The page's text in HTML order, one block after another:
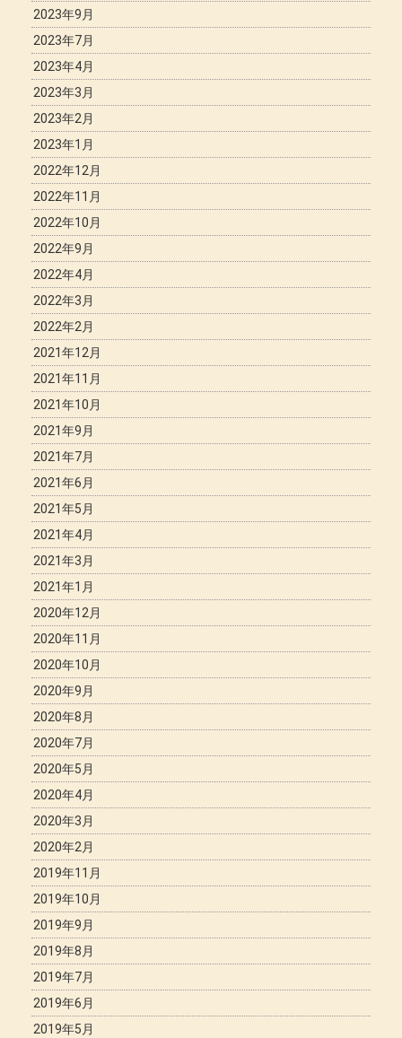
2023年9月
2023年7月
2023年4月
2023年3月
2023年2月
2023年1月
2022年12月
2022年11月
2022年10月
2022年9月
2022年4月
2022年3月
2022年2月
2021年12月
2021年11月
2021年10月
2021年9月
2021年7月
2021年6月
2021年5月
2021年4月
2021年3月
2021年1月
2020年12月
2020年11月
2020年10月
2020年9月
2020年8月
2020年7月
2020年5月
2020年4月
2020年3月
2020年2月
2019年11月
2019年10月
2019年9月
2019年8月
2019年7月
2019年6月
2019年5月